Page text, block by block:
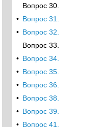
Вопрос 30.
• Вопрос 31.
• Вопрос 32.
Вопрос 33.
• Вопрос 34.
• Вопрос 35.
• Вопрос 36.
• Вопрос 38.
• Вопрос 39.
• Вопрос 41.